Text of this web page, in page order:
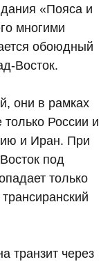
«Пояса и
многими
обоюдный
Восток.
они в рамках
России и
и Иран. При
под
только
транзит через